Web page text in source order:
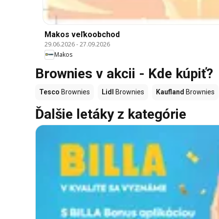
Makos veľkoobchod
29.06.2026-27.09.2026
Makos
Brownies v akcii - Kde kúpiť?
Tesco Brownies Lidl Brownies Kaufland Brownies
Ďalšie letáky z kategórie